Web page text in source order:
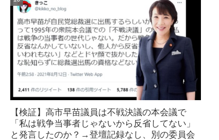
【検証】高市早苗議員は不戦決議の本会議で
「私は戦争当事者じゃないから反省してない」
と発言したのか？→登壇記録なし、別の委員会